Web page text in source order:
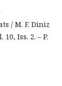
/ M. F. Diniz
10, Iss. 2. – P.